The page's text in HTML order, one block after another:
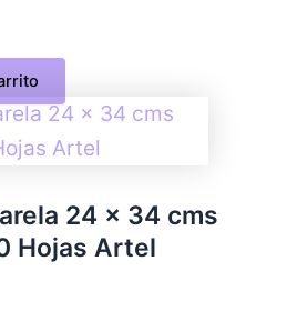
24 x 34 cms
Hojas Artel